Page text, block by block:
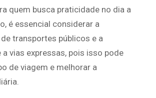
quem busca praticidade no dia a
é essencial considerar a
transportes públicos e a
vias expressas, pois isso pode
de viagem e melhorar a